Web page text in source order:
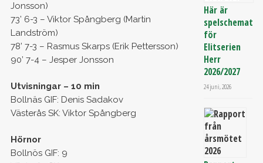
Jonsson)
73’ 6-3 – Viktor Spångberg (Martin
Landström)
78’ 7-3 – Rasmus Skarps (Erik Pettersson)
90’ 7-4 – Jesper Jonsson
Utvisningar – 10 min
Bollnäs GIF: Denis Sadakov
Västerås SK: Viktor Spångberg
Hörnor
Bollnös GIF: 9
Här är
spelschemat
för
Elitserien
Herr
2026/2027
24 juni, 2026